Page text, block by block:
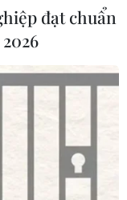
đạt chuẩn